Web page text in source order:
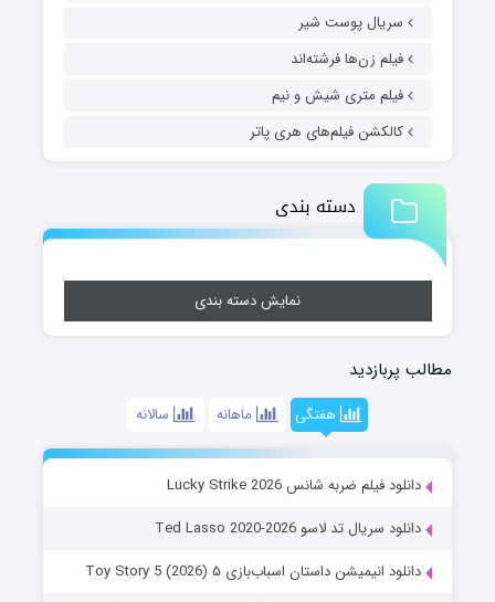
سریال پوست شیر
فیلم زن‌ها فرشته‌اند
فیلم متری شیش و نیم
کالکشن فیلم‌های هری پاتر
دسته بندی
نمایش دسته بندی
مطالب پربازدید
هفتگی ماهانه سالانه
دانلود فیلم ضربه شانس Lucky Strike 2026
دانلود سریال تد لاسو Ted Lasso 2020-2026
دانلود انیمیشن داستان اسباب‌بازی ۵ Toy Story 5 (2026)